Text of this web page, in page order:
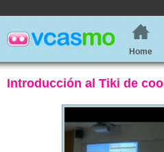
Home
Introducción al Tiki de